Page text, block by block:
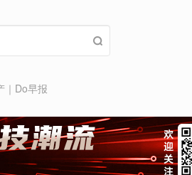
｜Do早报